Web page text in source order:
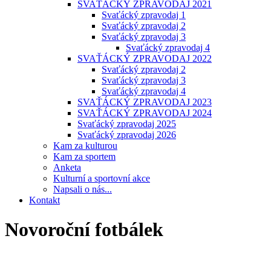
SVAŤÁCKÝ ZPRAVODAJ 2021
Svaťácký zpravodaj 1
Svaťácký zpravodaj 2
Svaťácký zpravodaj 3
Svaťácký zpravodaj 4
SVAŤÁCKÝ ZPRAVODAJ 2022
Svaťácký zpravodaj 2
Svaťácký zpravodaj 3
Svaťácký zpravodaj 4
SVAŤÁCKÝ ZPRAVODAJ 2023
SVAŤÁCKÝ ZPRAVODAJ 2024
Svaťácký zpravodaj 2025
Svaťácký zpravodaj 2026
Kam za kulturou
Kam za sportem
Anketa
Kulturní a sportovní akce
Napsali o nás...
Kontakt
Novoroční fotbálek